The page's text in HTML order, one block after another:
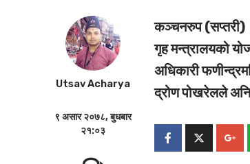
Utsav Acharya
९ असार २०७८, बुधबार
२१:०३
कञ्चनरुप (सप्तरी)
गृह मन्त्रालयको
अधिकारी
द्रोण पोखरेलले